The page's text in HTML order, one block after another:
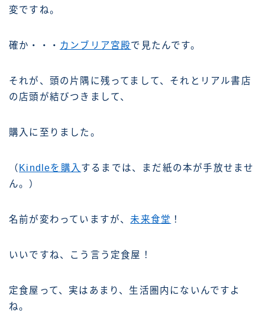
変ですね。
確か・・・ カンブリア宮殿で見たんです。
それが、頭の片隅に残ってまして、それとリアル書店
の店頭が結びつきまして、
購入に至りました。
（ Kindleを購入 するまでは、まだ紙の本が手放せませ
ん。）
名前が変わっていますが、 未来食堂 ！
いいですね、こう言う定食屋！
定食屋って、実はあまり、生活圏内にないんですよ
ね。